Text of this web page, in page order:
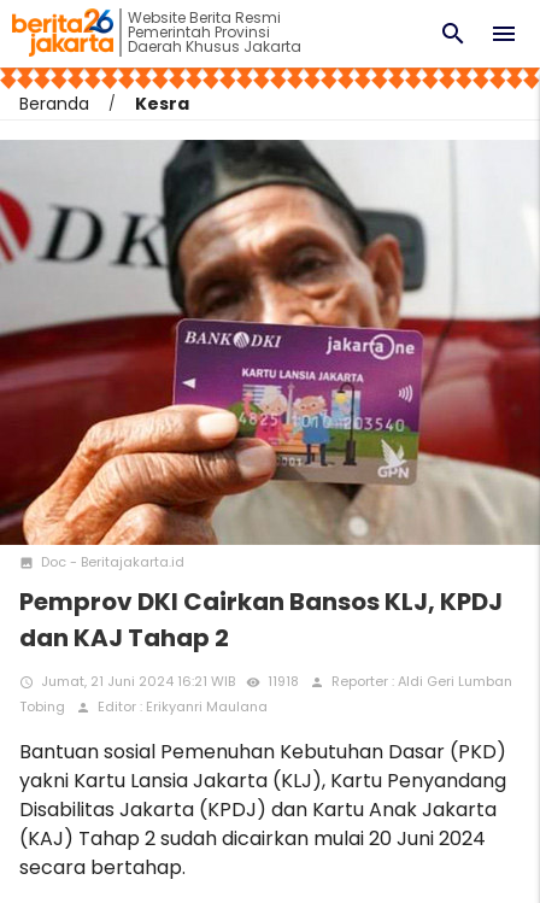
Website Berita Resmi
Pemerintah Provinsi
Daerah Khusus Jakarta menu
search
Beranda Kesra
photo Doc - Beritajakarta.id
Pemprov DKI Cairkan Bansos KLJ, KPDJ
dan KAJ Tahap 2
access_time Jumat, 21 Juni 2024 16:21 WIB remove_red_eye 11918 person
Reporter : Aldi Geri Lumban
Tobing
person Editor : Erikyanri Maulana
Bantuan sosial Pemenuhan Kebutuhan Dasar (PKD)
yakni Kartu Lansia Jakarta (KLJ), Kartu Penyandang
Disabilitas Jakarta (KPDJ) dan Kartu Anak Jakarta
(KAJ) Tahap 2 sudah dicairkan mulai 20 Juni 2024
secara bertahap.